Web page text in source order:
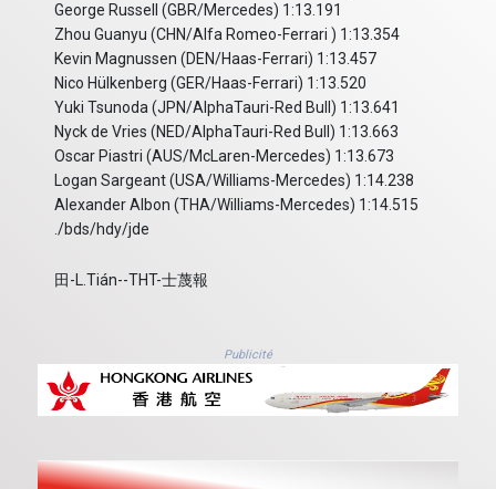
George Russell (GBR/Mercedes) 1:13.191
Zhou Guanyu (CHN/Alfa Romeo-Ferrari ) 1:13.354
Kevin Magnussen (DEN/Haas-Ferrari) 1:13.457
Nico Hülkenberg (GER/Haas-Ferrari) 1:13.520
Yuki Tsunoda (JPN/AlphaTauri-Red Bull) 1:13.641
Nyck de Vries (NED/AlphaTauri-Red Bull) 1:13.663
Oscar Piastri (AUS/McLaren-Mercedes) 1:13.673
Logan Sargeant (USA/Williams-Mercedes) 1:14.238
Alexander Albon (THA/Williams-Mercedes) 1:14.515
./bds/hdy/jde
田-L.Tián--THT-士蔑報
Publicité